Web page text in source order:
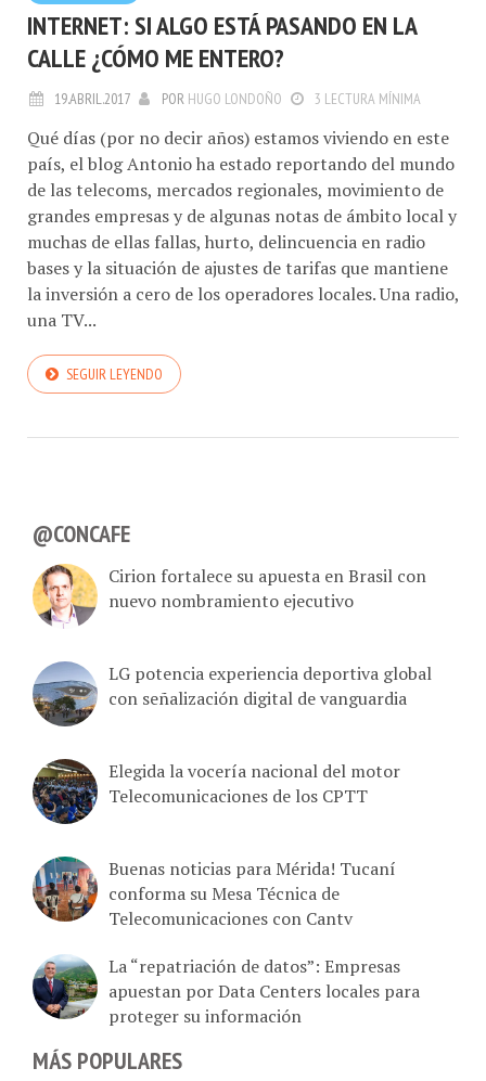
INTERNET: SI ALGO ESTÁ PASANDO EN LA
CALLE ¿CÓMO ME ENTERO?
19.ABRIL.2017 POR HUGO LONDOÑO 3 LECTURA MÍNIMA
Qué días (por no decir años) estamos viviendo en este
país, el blog Antonio ha estado reportando del mundo
de las telecoms, mercados regionales, movimiento de
grandes empresas y de algunas notas de ámbito local y
muchas de ellas fallas, hurto, delincuencia en radio
bases y la situación de ajustes de tarifas que mantiene
la inversión a cero de los operadores locales. Una radio,
una TV...
SEGUIR LEYENDO
@CONCAFE
Cirion fortalece su apuesta en Brasil con
nuevo nombramiento ejecutivo
LG potencia experiencia deportiva global
con señalización digital de vanguardia
Elegida la vocería nacional del motor
Telecomunicaciones de los CPTT
Buenas noticias para Mérida! Tucaní
conforma su Mesa Técnica de
Telecomunicaciones con Cantv
La “repatriación de datos”: Empresas
apuestan por Data Centers locales para
proteger su información
MÁS POPULARES